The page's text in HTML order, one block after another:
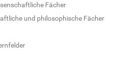
Fächer
und philosophische Fächer